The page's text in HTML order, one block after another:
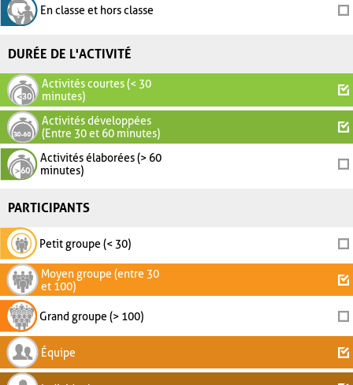
En classe et hors classe
DURÉE DE L'ACTIVITÉ
Activités courtes (< 30
minutes)
Activités développées
(Entre 30 et 60 minutes)
Activités élaborées (> 60
minutes)
PARTICIPANTS
Petit groupe (< 30)
Moyen groupe (entre 30
et 100)
Grand groupe (> 100)
Équipe